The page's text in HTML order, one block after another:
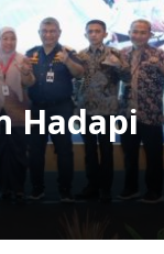
Hadapi